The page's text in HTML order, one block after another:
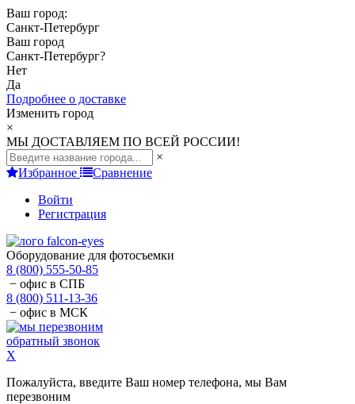
Ваш город:
Санкт-Петербург
Ваш город
Санкт-Петербург?
Нет
Да
Подробнее о доставке
Изменить город
×
МЫ ДОСТАВЛЯЕМ ПО ВСЕЙ РОССИИ!
×
Избранное
Сравнение
Войти
Регистрация
Оборудование для фотосъемки
8 (800) 555-50-85
− офис в СПБ
8 (800) 511-13-36
− офис в МСК
обратный звонок
X
Пожалуйста, введите Ваш номер телефона, мы Вам
перезвоним